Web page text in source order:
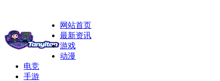
网站首页
最新资讯
游戏
动漫
电竞
手游